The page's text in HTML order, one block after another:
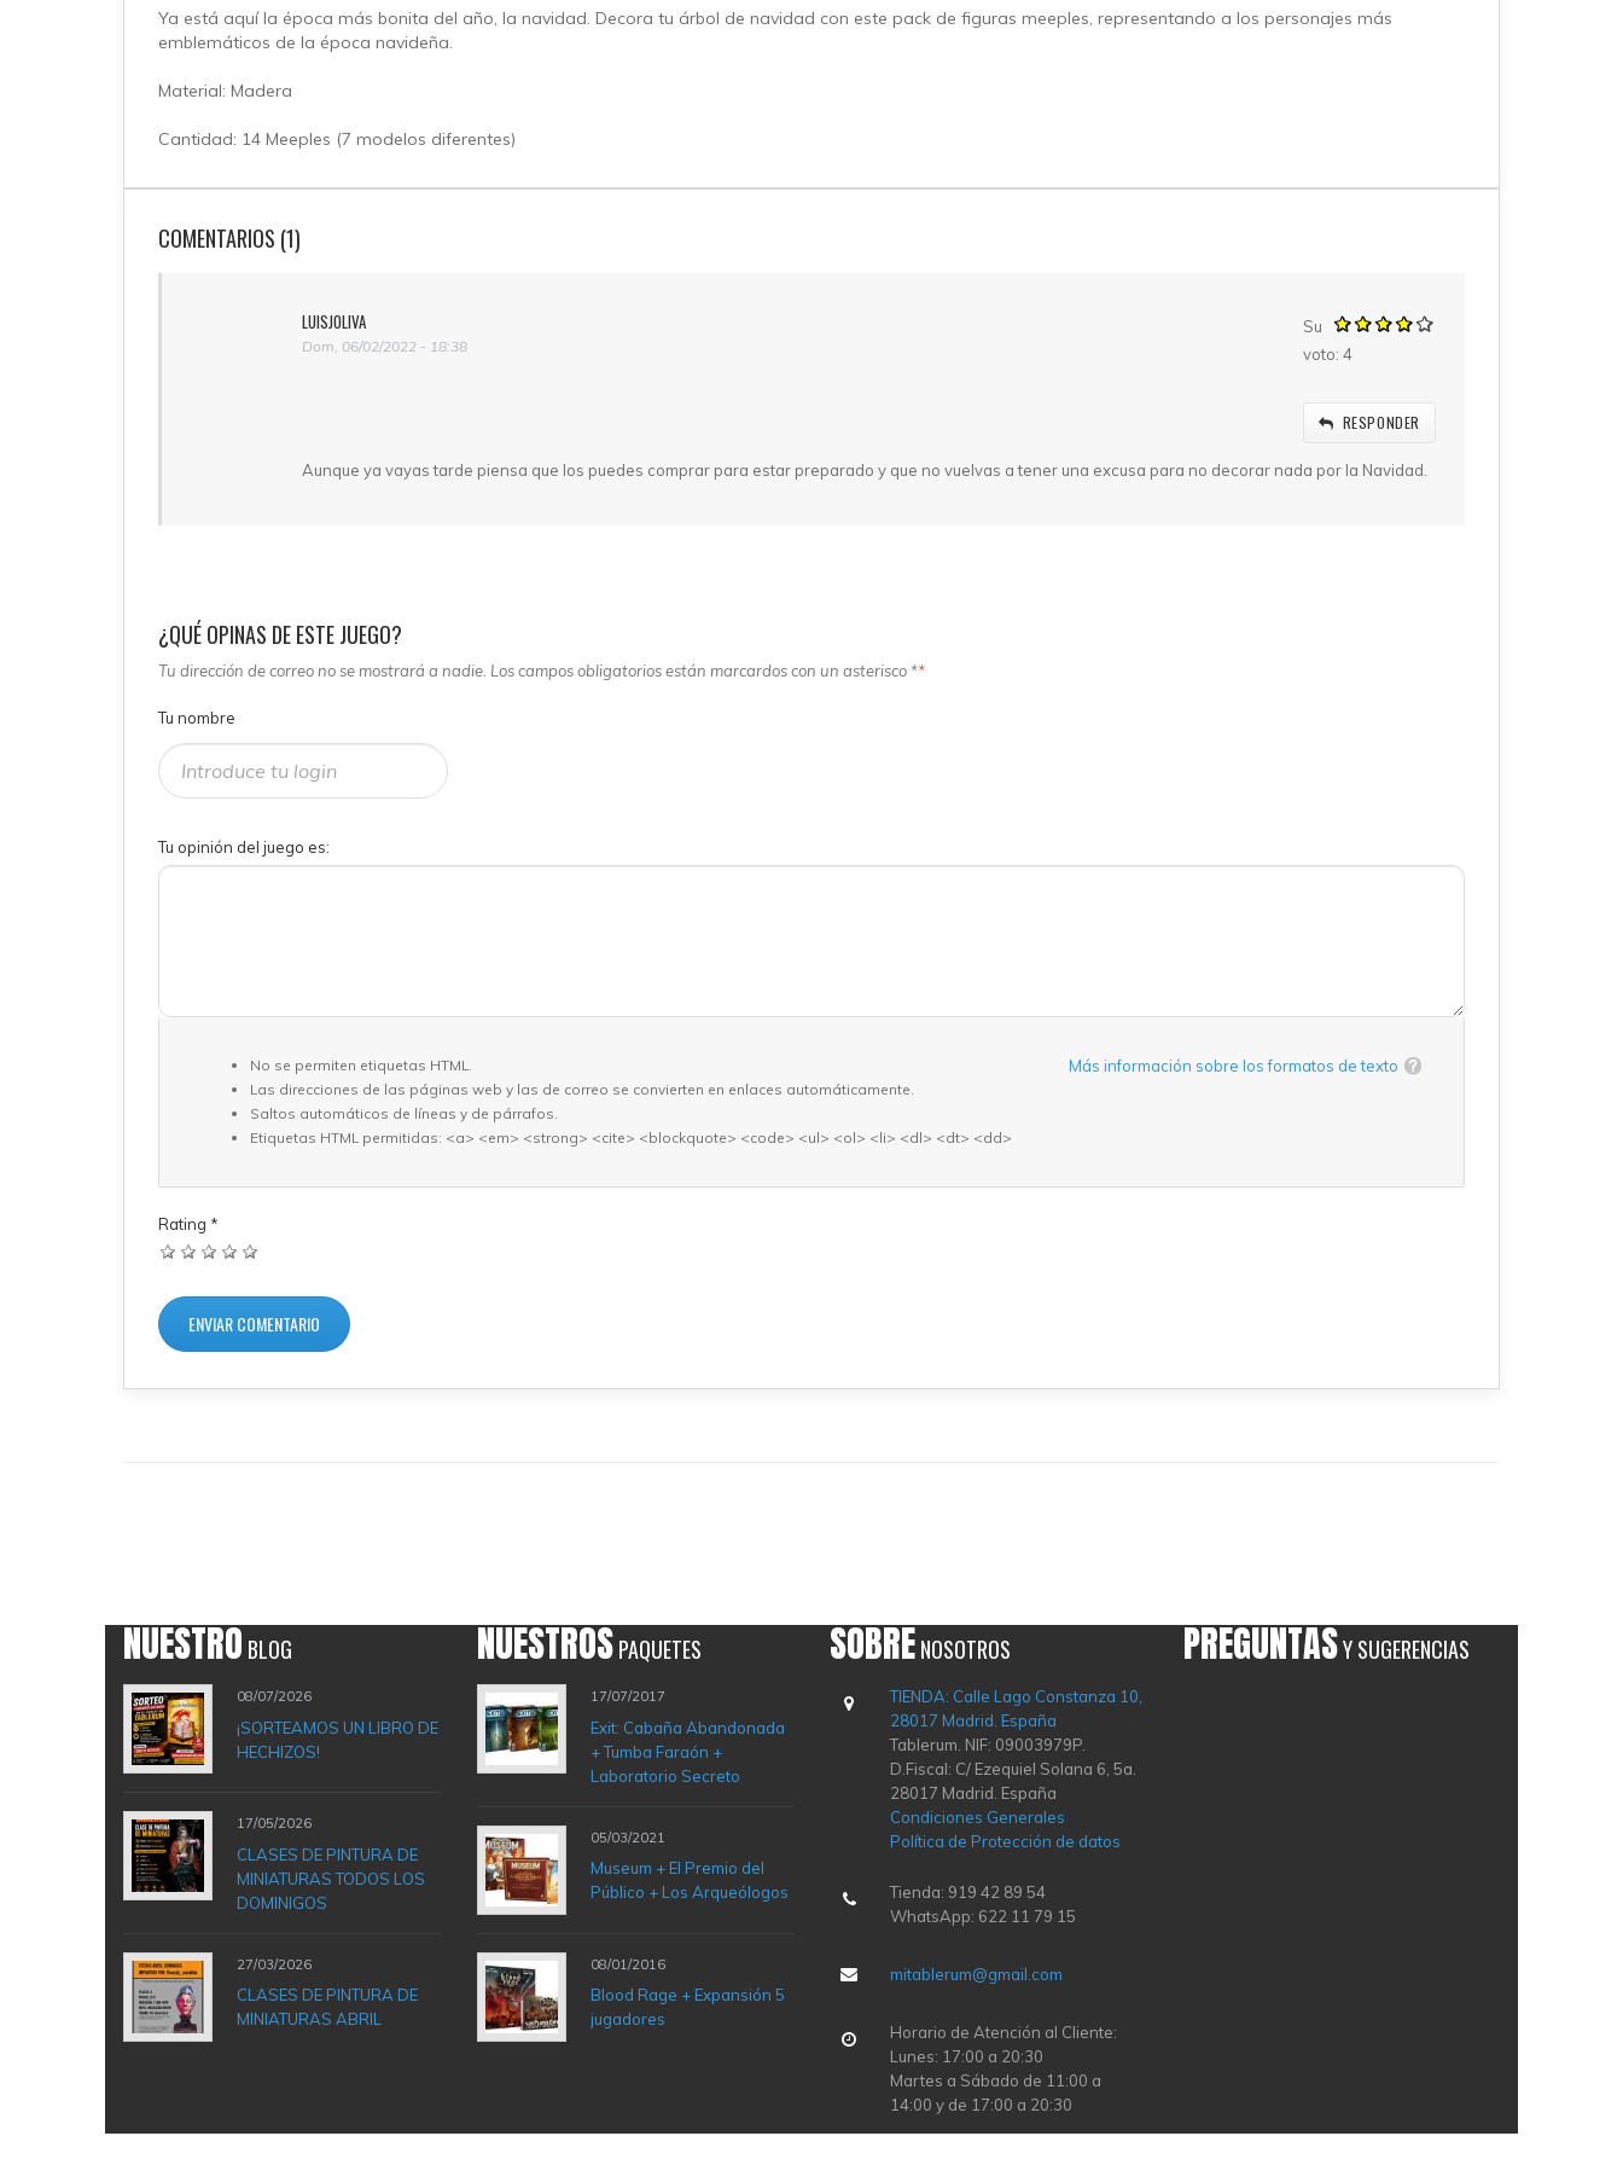
Ya está aquí la época más bonita del año, la navidad. Decora tu árbol de navidad con este pack de figuras meeples, representando a los personajes más
emblemáticos de la época navideña.
Material: Madera
Cantidad: 14 Meeples (7 modelos diferentes)
COMENTARIOS (1)
LUISJOLIVA
Dom, 06/02/2022 - 18:38
Su
voto: 4
RESPONDER
Aunque ya vayas tarde piensa que los puedes comprar para estar preparado y que no vuelvas a tener una excusa para no decorar nada por la Navidad.
¿QUÉ OPINAS DE ESTE JUEGO?
Tu dirección de correo no se mostrará a nadie. Los campos obligatorios están marcardos con un asterisco **
Tu nombre
Tu opinión del juego es:
Más información sobre los formatos de texto
No se permiten etiquetas HTML.
Las direcciones de las páginas web y las de correo se convierten en enlaces automáticamente.
Saltos automáticos de líneas y de párrafos.
Etiquetas HTML permitidas: <a> <em> <strong> <cite> <blockquote> <code> <ul> <ol> <li> <dl> <dt> <dd>
Rating *
NUESTROBLOG
08/07/2026
¡SORTEAMOS UN LIBRO DE
HECHIZOS!
17/05/2026
CLASES DE PINTURA DE
MINIATURAS TODOS LOS
DOMINIGOS
27/03/2026
CLASES DE PINTURA DE
MINIATURAS ABRIL
NUESTROSPAQUETES
17/07/2017
Exit: Cabaña Abandonada
+ Tumba Faraón +
Laboratorio Secreto
05/03/2021
Museum + El Premio del
Público + Los Arqueólogos
08/01/2016
Blood Rage + Expansión 5
jugadores
SOBRENOSOTROS
TIENDA: Calle Lago Constanza 10,
28017 Madrid. España
Tablerum. NIF: 09003979P.
D.Fiscal: C/ Ezequiel Solana 6, 5a.
28017 Madrid. España
Condiciones Generales
Política de Protección de datos
Tienda: 919 42 89 54
WhatsApp: 622 11 79 15
mitablerum@gmail.com
Horario de Atención al Cliente:
Lunes: 17:00 a 20:30
Martes a Sábado de 11:00 a
14:00 y de 17:00 a 20:30
PREGUNTASY SUGERENCIAS